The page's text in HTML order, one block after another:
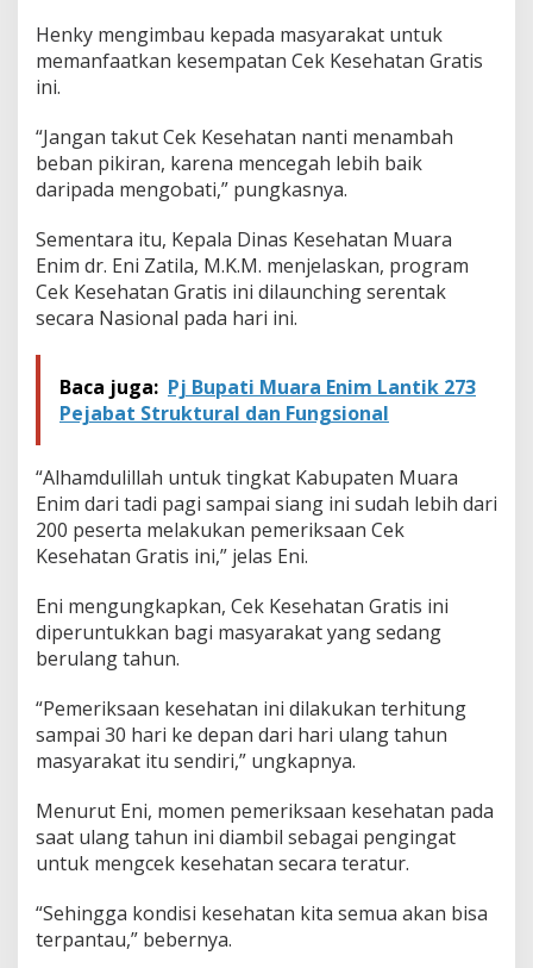
Henky mengimbau kepada masyarakat untuk
memanfaatkan kesempatan Cek Kesehatan Gratis
ini.
“Jangan takut Cek Kesehatan nanti menambah
beban pikiran, karena mencegah lebih baik
daripada mengobati,” pungkasnya.
Sementara itu, Kepala Dinas Kesehatan Muara
Enim dr. Eni Zatila, M.K.M. menjelaskan, program
Cek Kesehatan Gratis ini dilaunching serentak
secara Nasional pada hari ini.
Baca juga: Pj Bupati Muara Enim Lantik 273
Pejabat Struktural dan Fungsional
“Alhamdulillah untuk tingkat Kabupaten Muara
Enim dari tadi pagi sampai siang ini sudah lebih dari
200 peserta melakukan pemeriksaan Cek
Kesehatan Gratis ini,” jelas Eni.
Eni mengungkapkan, Cek Kesehatan Gratis ini
diperuntukkan bagi masyarakat yang sedang
berulang tahun.
“Pemeriksaan kesehatan ini dilakukan terhitung
sampai 30 hari ke depan dari hari ulang tahun
masyarakat itu sendiri,” ungkapnya.
Menurut Eni, momen pemeriksaan kesehatan pada
saat ulang tahun ini diambil sebagai pengingat
untuk mengcek kesehatan secara teratur.
“Sehingga kondisi kesehatan kita semua akan bisa
terpantau,” bebernya.